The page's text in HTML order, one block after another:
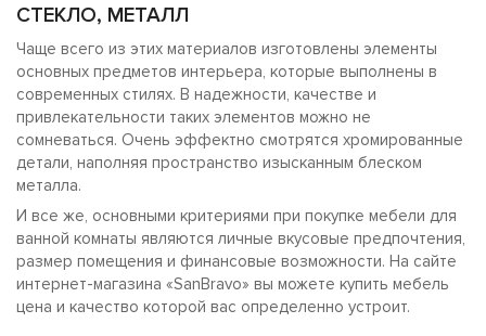
СТЕКЛО, МЕТАЛЛ
Чаще всего из этих материалов изготовлены элементы
основных предметов интерьера, которые выполнены в
современных стилях. В надежности, качестве и
привлекательности таких элементов можно не
сомневаться. Очень эффектно смотрятся хромированные
детали, наполняя пространство изысканным блеском
металла.
И все же, основными критериями при покупке мебели для
ванной комнаты являются личные вкусовые предпочтения,
размер помещения и финансовые возможности. На сайте
интернет-магазина «SanBravo» вы можете купить мебель
цена и качество которой вас определенно устроит.